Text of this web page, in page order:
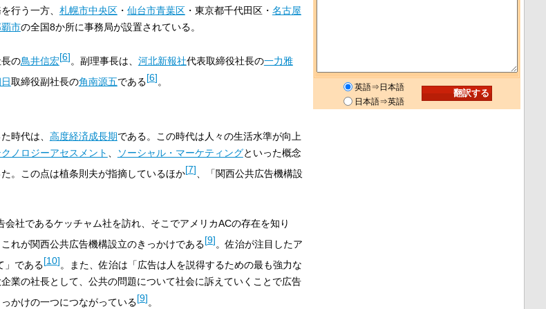
行う一方、 札幌市中央区・ 仙台市青葉区・東京都千代田区・ 名古屋
市の全国8か所に事務局が設置されている。
の鳥井信宏[6]。副理事長は、 河北新報社代表取締役社長の一力雅
取締役副社長の角南源五である[6]。
時代は、 高度経済成長期である。この時代は人々の生活水準が向上
クノロジーアセスメント ソーシャル・マーケティングといった概念
。この点は植条則夫が指摘しているほか[7] 、「関西公共広告機構設
会社であるケッチャム社を訪れ、そこでアメリカACの存在を知り
れが関西公共広告機構設立のきっかけである[9]。佐治が注目したア
」である[10]。また、佐治は「広告は人を説得するための最も強力な
業の社長として、公共の問題について社会に訴えていくことで広告
かけの一つにつながっている[9]。
英語⇒日本語
日本語⇒英語